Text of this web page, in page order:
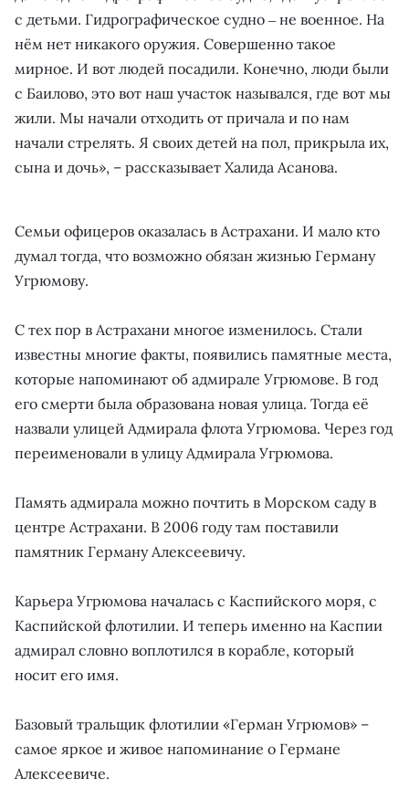
с детьми. Гидрографическое судно ‒ не военное. На
нём нет никакого оружия. Совершенно такое
мирное. И вот людей посадили. Конечно, люди были
с Баилово, это вот наш участок назывался, где вот мы
жили. Мы начали отходить от причала и по нам
начали стрелять. Я своих детей на пол, прикрыла их,
сына и дочь», – рассказывает Халида Асанова.
Семьи офицеров оказалась в Астрахани. И мало кто
думал тогда, что возможно обязан жизнью Герману
Угрюмову.
С тех пор в Астрахани многое изменилось. Стали
известны многие факты, появились памятные места,
которые напоминают об адмирале Угрюмове. В год
его смерти была образована новая улица. Тогда её
назвали улицей Адмирала флота Угрюмова. Через год
переименовали в улицу Адмирала Угрюмова.
Память адмирала можно почтить в Морском саду в
центре Астрахани. В 2006 году там поставили
памятник Герману Алексеевичу.
Карьера Угрюмова началась с Каспийского моря, с
Каспийской флотилии. И теперь именно на Каспии
адмирал словно воплотился в корабле, который
носит его имя.
Базовый тральщик флотилии «Герман Угрюмов» –
самое яркое и живое напоминание о Германе
Алексеевиче.